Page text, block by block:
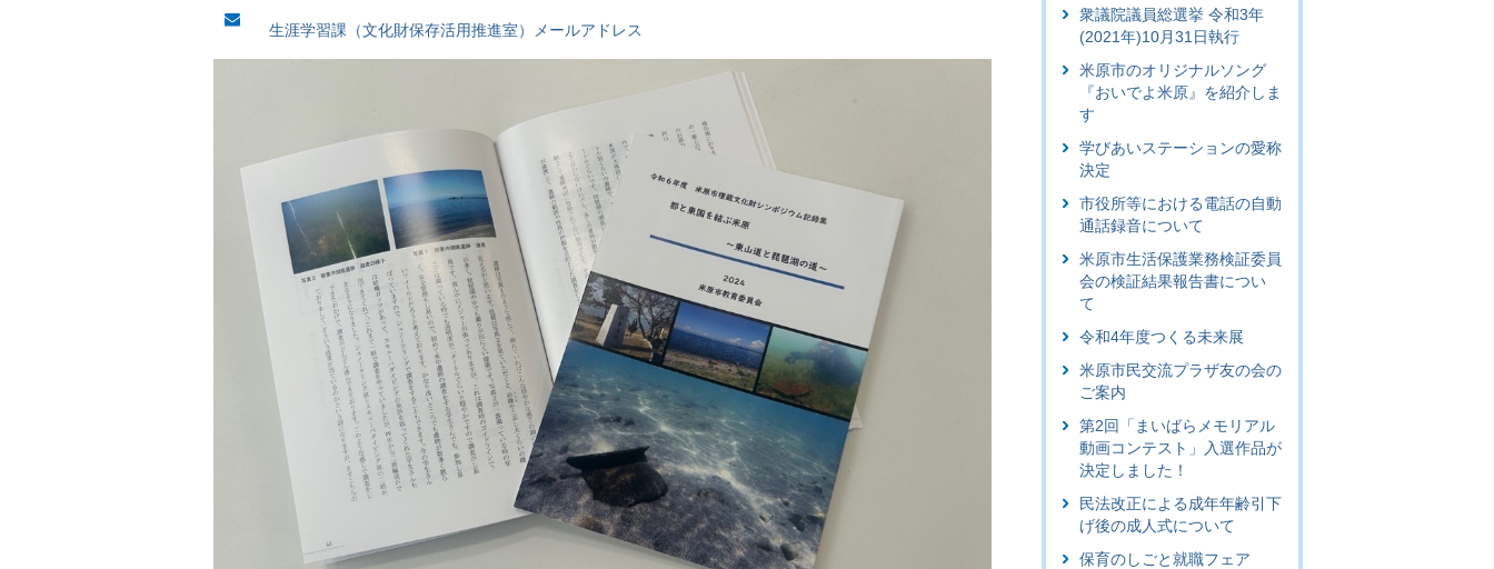
生涯学習課（文化財保存活用推進室）メールアドレス
衆議院議員総選挙 令和3年
(2021年)10月31日執行
米原市のオリジナルソング
『おいでよ米原』を紹介しま
す
学びあいステーションの愛称
決定
市役所等における電話の自動
通話録音について
米原市生活保護業務検証委員
会の検証結果報告書につい
て
令和4年度つくる未来展
米原市民交流プラザ友の会の
ご案内
第2回「まいばらメモリアル
動画コンテスト」入選作品が
決定しました！
民法改正による成年年齢引下
げ後の成人式について
保育のしごと就職フェア